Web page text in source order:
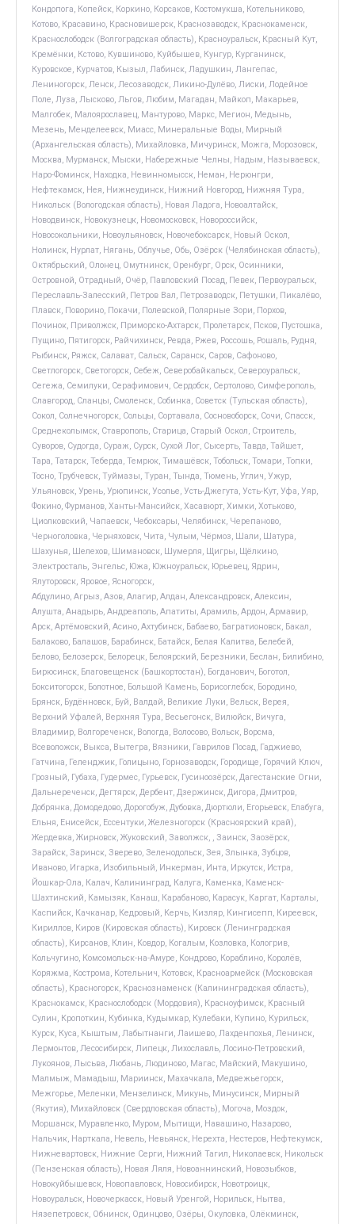
Кондопога, Копейск, Коркино, Корсаков, Костомукша, Котельниково,
Котово, Красавино, Красновишерск, Краснозаводск, Краснокаменск,
Краснослободск (Волгоградская область), Красноуральск, Красный Кут,
Кремёнки, Кстово, Кувшиново, Куйбышев, Кунгур, Курганинск,
Куровское, Курчатов, Кызыл, Лабинск, Ладушкин, Лангепас,
Лениногорск, Ленск, Лесозаводск, Ликино-Дулёво, Лиски, Лодейное
Поле, Луза, Лысково, Льгов, Любим, Магадан, Майкоп, Макарьев,
Малгобек, Малоярославец, Мантурово, Маркс, Мегион, Медынь,
Мезень, Менделеевск, Миасс, Минеральные Воды, Мирный
(Архангельская область), Михайловка, Мичуринск, Можга, Морозовск,
Москва, Мурманск, Мыски, Набережные Челны, Надым, Называевск,
Наро-Фоминск, Находка, Невинномысск, Неман, Нерюнгри,
Нефтекамск, Нея, Нижнеудинск, Нижний Новгород, Нижняя Тура,
Никольск (Вологодская область), Новая Ладога, Новоалтайск,
Новодвинск, Новокузнецк, Новомосковск, Новороссийск,
Новосокольники, Новоульяновск, Новочебоксарск, Новый Оскол,
Нолинск, Нурлат, Нягань, Облучье, Обь, Озёрск (Челябинская область),
Октябрьский, Олонец, Омутнинск, Оренбург, Орск, Осинники,
Островной, Отрадный, Очёр, Павловский Посад, Певек, Первоуральск,
Переславль-Залесский, Петров Вал, Петрозаводск, Петушки, Пикалёво,
Плавск, Поворино, Покачи, Полевской, Полярные Зори, Порхов,
Починок, Приволжск, Приморско-Ахтарск, Пролетарск, Псков, Пустошка,
Пущино, Пятигорск, Райчихинск, Ревда, Ржев, Россошь, Рошаль, Рудня,
Рыбинск, Ряжск, Салават, Сальск, Саранск, Саров, Сафоново,
Светлогорск, Светогорск, Себеж, Северобайкальск, Североуральск,
Сегежа, Семилуки, Серафимович, Сердобск, Сертолово, Симферополь,
Славгород, Сланцы, Смоленск, Собинка, Советск (Тульская область),
Сокол, Солнечногорск, Сольцы, Сортавала, Сосновоборск, Сочи, Спасск,
Среднеколымск, Ставрополь, Старица, Старый Оскол, Строитель,
Суворов, Судогда, Сураж, Сурск, Сухой Лог, Сысерть, Тавда, Тайшет,
Тара, Татарск, Теберда, Темрюк, Тимашёвск, Тобольск, Томари, Топки,
Тосно, Трубчевск, Туймазы, Туран, Тында, Тюмень, Углич, Ужур,
Ульяновск, Урень, Урюпинск, Усолье, Усть-Джегута, Усть-Кут, Уфа, Уяр,
Фокино, Фурманов, Ханты-Мансийск, Хасавюрт, Химки, Хотьково,
Циолковский, Чапаевск, Чебоксары, Челябинск, Черепаново,
Черноголовка, Черняховск, Чита, Чулым, Чёрмоз, Шали, Шатура,
Шахунья, Шелехов, Шимановск, Шумерля, Щигры, Щёлкино,
Электросталь, Энгельс, Южа, Южноуральск, Юрьевец, Ядрин,
Ялуторовск, Яровое, Ясногорск,
Абдулино, Агрыз, Азов, Алагир, Алдан, Александровск, Алексин,
Алушта, Анадырь, Андреаполь, Апатиты, Арамиль, Ардон, Армавир,
Арск, Артёмовский, Асино, Ахтубинск, Бабаево, Багратионовск, Бакал,
Балаково, Балашов, Барабинск, Батайск, Белая Калитва, Белебей,
Белово, Белозерск, Белорецк, Белоярский, Березники, Беслан, Билибино,
Бирюсинск, Благовещенск (Башкортостан), Богданович, Боготол,
Бокситогорск, Болотное, Большой Камень, Борисоглебск, Бородино,
Брянск, Будённовск, Буй, Валдай, Великие Луки, Вельск, Верея,
Верхний Уфалей, Верхняя Тура, Весьегонск, Вилюйск, Вичуга,
Владимир, Волгореченск, Вологда, Волосово, Вольск, Ворсма,
Всеволожск, Выкса, Вытегра, Вязники, Гаврилов Посад, Гаджиево,
Гатчина, Геленджик, Голицыно, Горнозаводск, Городище, Горячий Ключ,
Грозный, Губаха, Гудермес, Гурьевск, Гусиноозёрск, Дагестанские Огни,
Дальнереченск, Дегтярск, Дербент, Дзержинск, Дигора, Дмитров,
Добрянка, Домодедово, Дорогобуж, Дубовка, Дюртюли, Егорьевск, Елабуга,
Ельня, Енисейск, Ессентуки, Железногорск (Красноярский край),
Жердевка, Жирновск, Жуковский, Заволжск, , Заинск, Заозёрск,
Зарайск, Заринск, Зверево, Зеленодольск, Зея, Злынка, Зубцов,
Иваново, Игарка, Изобильный, Инкерман, Инта, Иркутск, Истра,
Йошкар-Ола, Калач, Калининград, Калуга, Каменка, Каменск-
Шахтинский, Камызяк, Канаш, Карабаново, Карасук, Каргат, Карталы,
Каспийск, Качканар, Кедровый, Керчь, Кизляр, Кингисепп, Киреевск,
Кириллов, Киров (Кировская область), Кировск (Ленинградская
область), Кирсанов, Клин, Ковдор, Когалым, Козловка, Кологрив,
Кольчугино, Комсомольск-на-Амуре, Кондрово, Кораблино, Королёв,
Коряжма, Кострома, Котельнич, Котовск, Красноармейск (Московская
область), Красногорск, Краснознаменск (Калининградская область),
Краснокамск, Краснослободск (Мордовия), Красноуфимск, Красный
Сулин, Кропоткин, Кубинка, Кудымкар, Кулебаки, Купино, Курильск,
Курск, Куса, Кыштым, Лабытнанги, Лаишево, Лахденпохья, Ленинск,
Лермонтов, Лесосибирск, Липецк, Лихославль, Лосино-Петровский,
Лукоянов, Лысьва, Любань, Людиново, Магас, Майский, Макушино,
Малмыж, Мамадыш, Мариинск, Махачкала, Медвежьегорск,
Межгорье, Меленки, Мензелинск, Микунь, Минусинск, Мирный
(Якутия), Михайловск (Свердловская область), Могоча, Моздок,
Моршанск, Муравленко, Муром, Мытищи, Навашино, Назарово,
Нальчик, Нарткала, Невель, Невьянск, Нерехта, Нестеров, Нефтекумск,
Нижневартовск, Нижние Серги, Нижний Тагил, Николаевск, Никольск
(Пензенская область), Новая Ляля, Новоаннинский, Новозыбков,
Новокуйбышевск, Новопавловск, Новосибирск, Новотроицк,
Новоуральск, Новочеркасск, Новый Уренгой, Норильск, Нытва,
Нязепетровск, Обнинск, Одинцово, Озёры, Окуловка, Олёкминск,